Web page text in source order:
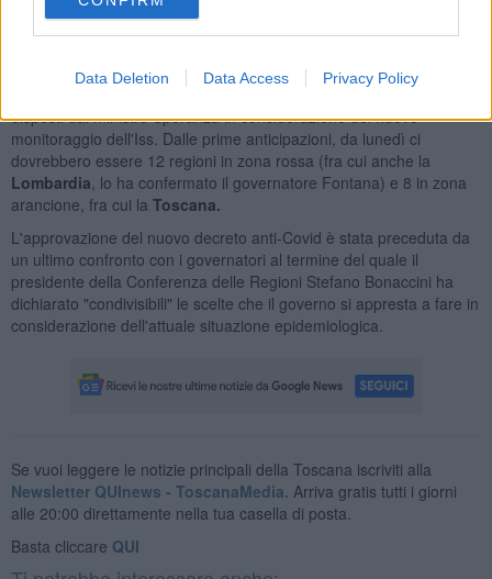
Data Deletion Data Access Privacy Policy
Per far scattarein automatico
un'incidenza settimanale dei contagi pari a 250 casi ogni centomila
Vedremo nel pomeriggio gli eventuali cambi di colore delle regioni
disposti dal ministro Speranza in considerazione del nuovo
monitoraggio dell'Iss. Dalle prime anticipazioni, da lunedì ci
dovrebbero essere 12 regioni in zona rossa (fra cui anche la
Lombardia , lo ha confermato il governatore Fontana) e 8 in zona
arancione, fra cui la Toscana.
L'approvazione del nuovo decreto anti-Covid è stata preceduta da
un ultimo confronto con i governatori al termine del quale il
presidente della Conferenza delle Regioni Stefano Bonaccini ha
dichiarato "condivisibili" le scelte che il governo si appresta a fare in
considerazione dell'attuale situazione epidemiologica.
Se vuoi leggere le notizie principali della Toscana iscriviti alla
Newsletter QUInews - ToscanaMedia. Arriva gratis tutti i giorni
alle 20:00 direttamente nella tua casella di posta.
Basta cliccare QUI